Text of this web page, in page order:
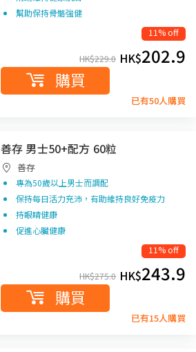
幫助保持骨骼強健
11% off
HK$229.0 HK$202.9
購買
已有50人購買
善存 男士50+配方 60粒
善存
專為50歲以上男士而調配
保持每日活力充沛，有助維持良好免疫力
持眼睛健康
促進心臟健康
11% off
HK$275.0 HK$243.9
購買
已有15人購買